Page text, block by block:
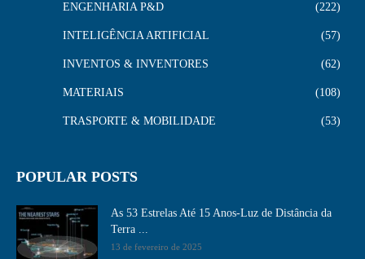
ENGENHARIA P&D 222
INTELIGÊNCIA ARTIFICIAL 57
INVENTOS & INVENTORES 62
MATERIAIS 108
TRASPORTE & MOBILIDADE 53
POPULAR POSTS
As 53 Estrelas Até 15 Anos-Luz de Distância da
Terra ...
13 de fevereiro de 2025